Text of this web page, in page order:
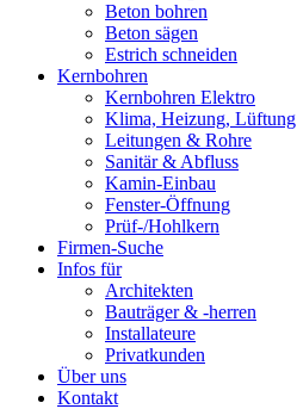
Beton bohren
Beton sägen
Estrich schneiden
Kernbohren
Kernbohren Elektro
Klima, Heizung, Lüftung
Leitungen & Rohre
Sanitär & Abfluss
Kamin-Einbau
Fenster-Öffnung
Prüf-/Hohlkern
Firmen-Suche
Infos für
Architekten
Bauträger & -herren
Installateure
Privatkunden
Über uns
Kontakt